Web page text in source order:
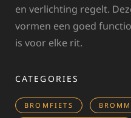
en verlichting regelt.
vormen een goed
is voor elke rit.
CATEGORIES
BROMFIETS